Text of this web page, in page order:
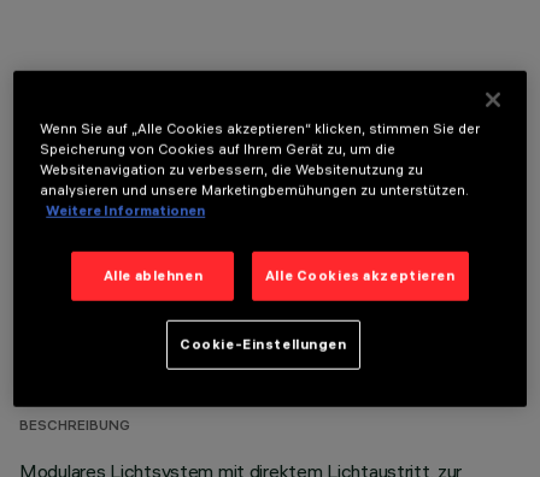
OPTIONALE KOMPONENTEN
TECHNISCHE DATEN
LETZTES UPDATE: 02.08.2026
BESCHREIBUNG
Modulares Lichtsystem mit direktem Lichtaustritt, zur
Wenn Sie auf „Alle Cookies akzeptieren“ klicken, stimmen Sie der
Speicherung von Cookies auf Ihrem Gerät zu, um die
Websitenavigation zu verbessern, die Websitenutzung zu
analysieren und unsere Marketingbemühungen zu unterstützen.
Weitere Informationen
Alle ablehnen Alle Cookies akzeptieren
Cookie-Einstellungen